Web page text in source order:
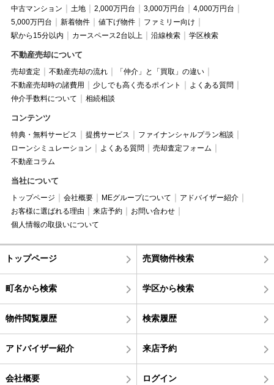
中古マンション
土地 2,000万円台 3,000万円台
4,000万円台
5,000万円台
新着物件 値下げ物件
ファミリー向け
駅から15分以内
カースペース2台以上 沿線検索 学区検索
不動産売却について
売却査定 不動産売却の流れ
「仲介」と「買取」の違い
不動産売却時の諸費用
少しでも高く売るポイント
よくある質問
仲介手数料について
相続相談
コンテンツ
特典・無料サービス 提携サービス
ファイナンシャルプラン相談
ローンシミュレーション
よくある質問
売却査定フォーム
不動産コラム
当社について
トップページ 会社概要 MEグループについて
アドバイザー紹介
お客様に選ばれる理由
来店予約
お問い合わせ
個人情報の取扱いについて
トップページ 売買物件検索
町名から検索 学区から検索
物件閲覧履歴 検索履歴
アドバイザー紹介 来店予約
会社概要 ログイン